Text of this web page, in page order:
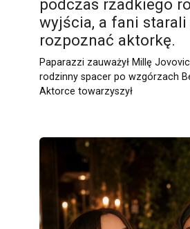
podczas rzadkiego
wyjścia, a fani starali
rozpoznać aktorkę.
Paparazzi zauważył Millę
rodzinny spacer po wzgórzach
Aktorce towarzyszył